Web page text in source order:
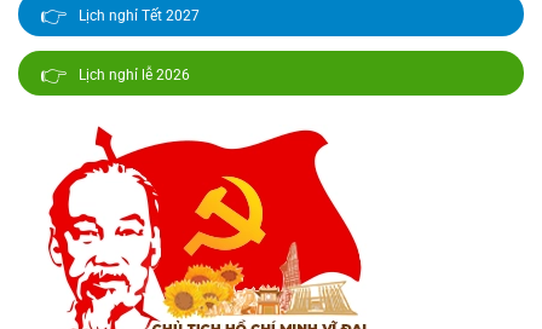
👉 Lịch nghỉ Tết 2027
👉 Lịch nghỉ lễ 2026